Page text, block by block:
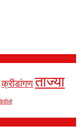
क्रीडांगणताज्या